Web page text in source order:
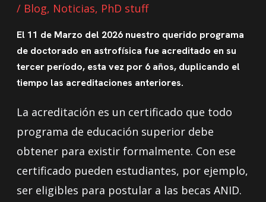
/ Blog, Noticias, PhD stuff
El 11 de Marzo del 2026 nuestro querido programa
de doctorado en astrofísica fue acreditado en su
tercer período, esta vez por 6 años, duplicando el
tiempo las acreditaciones anteriores.
La acreditación es un certificado que todo
programa de educación superior debe
obtener para existir formalmente. Con ese
certificado pueden estudiantes, por ejemplo,
ser eligibles para postular a las becas ANID.